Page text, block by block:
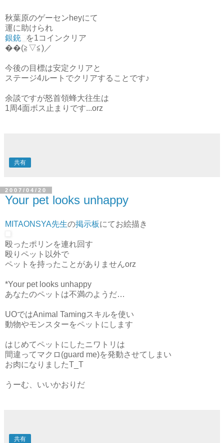
秋葉原のゲーセンheyにて
運に助けられ
銀銃
を1コインクリア
��(≧▽≦)／
今後の目標は安定クリアと
ステージ4ルートでクリアすることです♪
余談ですが怒首領蜂大往生は
1周4面ボス止まりです...orz
共有
2007/04/20
Your pet looks unhappy
MITAONSYA先生の 掲示板にてお絵描き
殴ったポリンを連れ回す
殴りペット以外で
ペットを持ったことがありませんorz
*Your pet looks unhappy
あなたのペットは不満のようだ…
UOではAnimal Tamingスキルを使い
動物やモンスターをペットにします
はじめてペットにしたニワトリは
間違ってマクロ(guard me)を発動させてしまい
お肉になりましたT_T
うーむ、いいかおりだ